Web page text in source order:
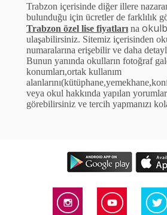
Trabzon içerisinde diğer illere
bulunduğu içinücretler de farklılık g
Trabzonözel lise fiyatları na
ulaşabilirsiniz. Sitemiz içerisinden
numaralarına erişebilir ve daha
Bunun yanında okulların fotoğraf
konumları,ortak kullanım
alanlarını(kütü
veya okul hakkında yapılan
görebilirsiniz ve tercih yapmanızı